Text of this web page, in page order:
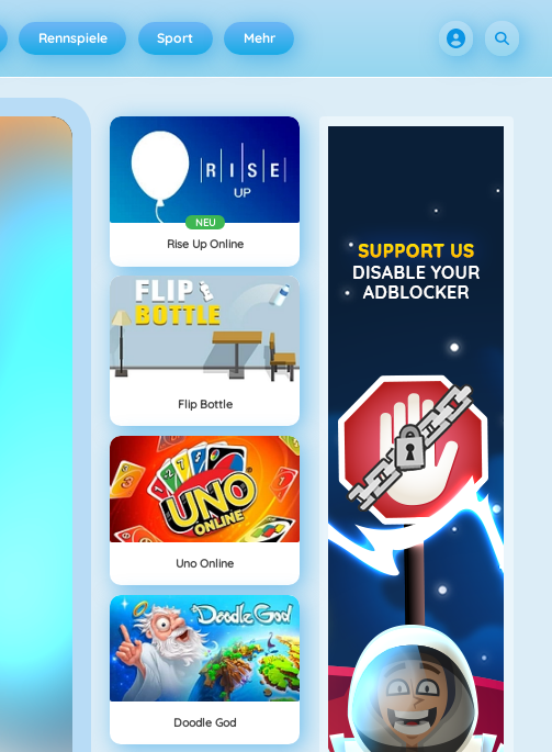
Rennspiele Sport Mehr
NEU
Rise Up Online
Flip Bottle
Uno Online
Doodle God